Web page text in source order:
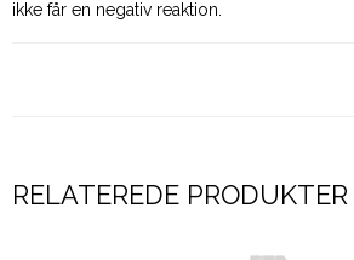
ikke får en negativ reaktion.
RELATEREDE PRODUKTER